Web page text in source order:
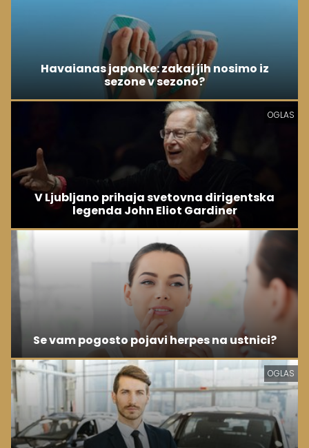
Havaianas japonke: zakaj jih nosimo iz
sezone v sezono?
OGLAS
V Ljubljano prihaja svetovna dirigentska
legenda John Eliot Gardiner
Se vam pogosto pojavi herpes na ustnici?
OGLAS